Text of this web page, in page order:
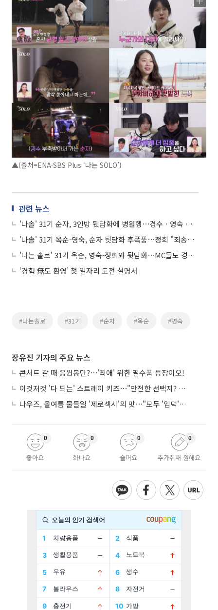
▲(출처=ENA·SBS Plus ‘나는 SOLO’)
관련 뉴스
'나솔' 31기 순자, 3인방 뒷담화에 병원행⋯경수ㆍ영숙 최커 분위기 솔솔
'나솔' 31기 옥순-영숙, 순자 뒷담화 후폭풍⋯정희 "죄송하다" 사과에도 비난
'나는 솔로' 31기 옥순, 영숙-정희와 뒷담화⋯MC들도 경악 "순자에게 당장 사과해"
‘경험 無도 환영’ 첫 일자리 도전 설명서
#나는솔로 #31기 #순자 #옥순 #영숙
장유진 기자의 주요 뉴스
콘서트 갈 때 응원봉만?⋯'최애' 위한 필수품 등장이오!
이것저것 '다 되는' 스트레이 키즈⋯"안전한 선택지? 도전이 재밌죠"
나우즈, 올여름 물들일 '제로섹시'의 맛⋯"모두 '입덕'시킬 것"
좋아요
0
화나요
0
슬퍼요
0
추가취재 원해요
0